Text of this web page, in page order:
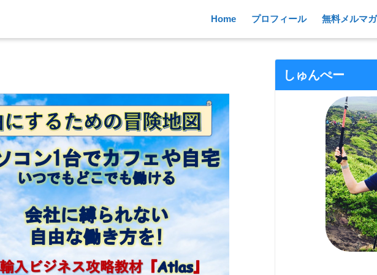
Home プロフィール 無料メルマガ
しゅんぺー